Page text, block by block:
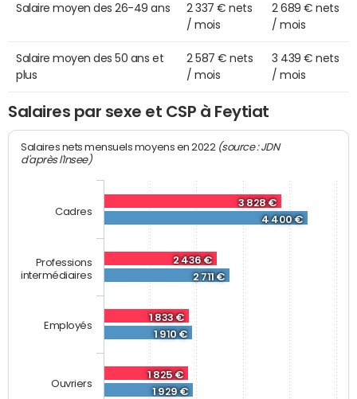
Salaire moyen des 26-49 ans
2 337 € nets
/ mois
2 689 € nets
/ mois
Salaire moyen des 50 ans et
plus
2 587 € nets
/ mois
3 439 € nets
/ mois
Salaires par sexe et CSP à Feytiat
Salaires nets mensuels moyens en 2022 (source : JDN
d'après l'Insee)
3 828 €
2 436 €
1 833 €
1 825 €
4 400 €
2 711 €
1 910 €
1 929 €
Cadres
Professions
intermédiaires
Employés
Ouvriers